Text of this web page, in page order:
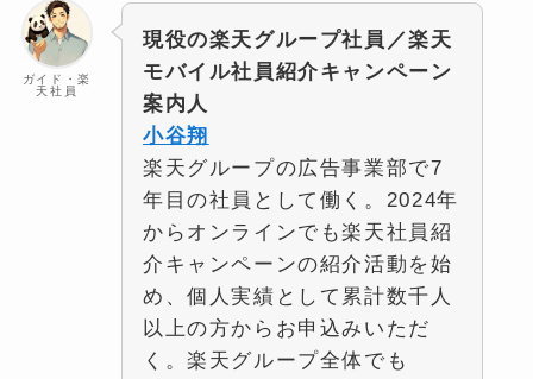
ガイド・楽
天社員
現役の楽天グループ社員／楽天
モバイル社員紹介キャンペーン
案内人
小谷翔
楽天グループの広告事業部で7
年目の社員として働く。2024年
からオンラインでも楽天社員紹
介キャンペーンの紹介活動を始
め、個人実績として累計数千人
以上の方からお申込みいただ
く。楽天グループ全体でも